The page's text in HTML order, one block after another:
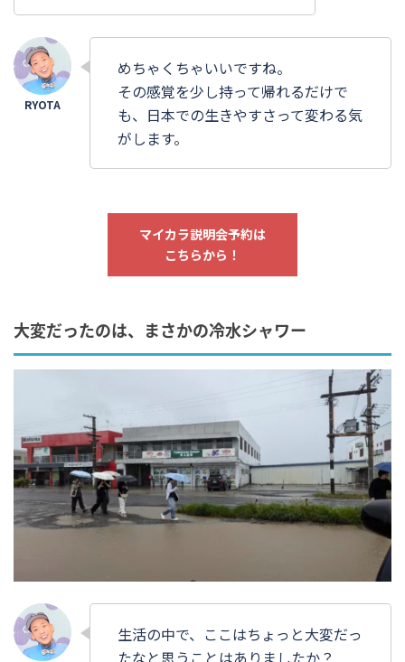
めちゃくちゃいいですね。
その感覚を少し持って帰れるだけで
も、日本での生きやすさって変わる気
がします。
マイカラ説明会予約は
こちらから！
大変だったのは、まさかの冷水シャワー
生活の中で、ここはちょっと大変だっ
たなと思うことはありましたか？